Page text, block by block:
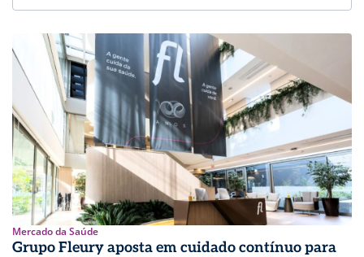
Mercado da Saúde
Grupo Fleury aposta em cuidado contínuo para